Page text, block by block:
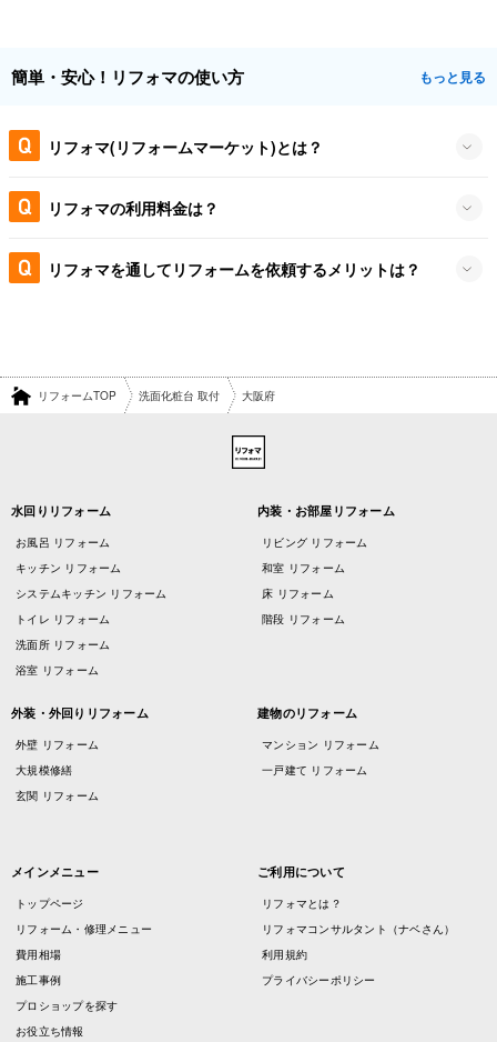
簡単・安心！リフォマの使い方 もっと見る
リフォマ(リフォームマーケット)とは？
リフォマの利用料金は？
リフォマを通してリフォームを依頼するメリットは？
リフォームTOP 洗面化粧台 取付 大阪府
水回りリフォーム
お風呂 リフォーム
キッチン リフォーム
システムキッチン リフォーム
トイレ リフォーム
洗面所 リフォーム
浴室 リフォーム
内装・お部屋リフォーム
リビング リフォーム
和室 リフォーム
床 リフォーム
階段 リフォーム
外装・外回りリフォーム
外壁 リフォーム
大規模修繕
玄関 リフォーム
建物のリフォーム
マンション リフォーム
一戸建て リフォーム
メインメニュー
トップページ
リフォーム・修理メニュー
費用相場
施工事例
プロショップを探す
お役立ち情報
ご利用について
リフォマとは？
リフォマコンサルタント（ナベさん）
利用規約
プライバシーポリシー